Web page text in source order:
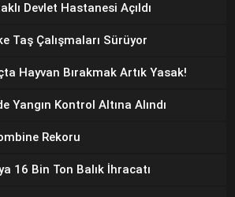
Devlet Hastanesi Açıldı
Taş Çalışmaları Sürüyor
Hayvan Bırakmak Artık Yasak!
Yangın Kontrol Altına Alındı
Rekoru
16 Bin Ton Balık İhracatı